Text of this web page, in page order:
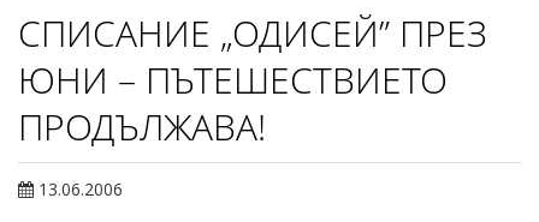
СПИСАНИЕ „ОДИСЕЙ” ПРЕЗ
ЮНИ – ПЪТЕШЕСТВИЕТО
ПРОДЪЛЖАВА!
13.06.2006